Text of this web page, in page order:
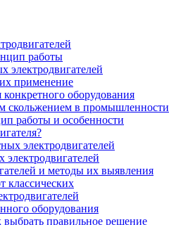
работы
электродвигателей
применение
оборудования
скольжением в промышленности
работы и особенности
электродвигателей
и методы их выявления
классических
оборудования
правильное решение